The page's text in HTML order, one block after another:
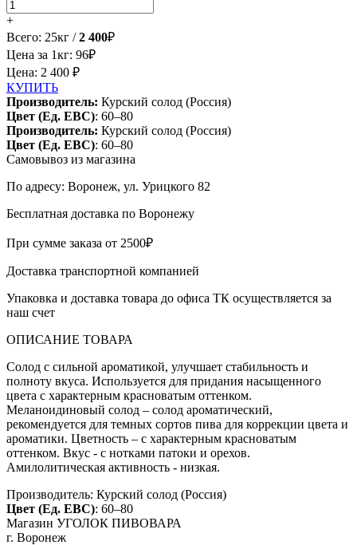
+
Всего: 25кг /2 400₽
Цена за 1кг: 96₽
Цена: 2 400 ₽
КУПИТЬ
Производитель: Курский солод (Россия)
Цвет (Ед. EBC): 60–80
Производитель: Курский солод (Россия)
Цвет (Ед. EBC): 60–80
Самовывоз из магазина
По адресу: Воронеж, ул. Урицкого 82
Бесплатная доставка по Воронежу
При сумме заказа от 2500₽
Доставка транспортной компанией
Упаковка и доставка товара до офиса ТК осуществляется за
наш счет
ОПИСАНИЕ ТОВАРА
Солод с сильной ароматикой, улучшает стабильность и
полноту вкуса. Используется для придания насыщенного
цвета с характерным красноватым оттенком.
Меланоидиновый солод – солод ароматический,
рекомендуется для темных сортов пива для коррекции цвета и
ароматики. Цветность – с характерным красноватым
оттенком. Вкус - с нотками патоки и орехов.
Амилолитическая активность - низкая.
Производитель: Курский солод (Россия)
Цвет (Ед. EBC): 60–80
Магазин УГОЛОК ПИВОВАРА
г. Воронеж